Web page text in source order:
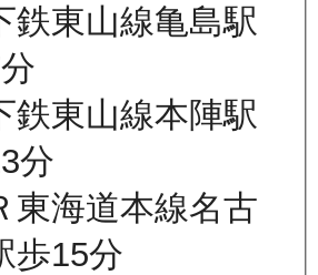
鉄東山線亀島駅
鉄東山線本陣駅
分
東海道本線名古
歩15分